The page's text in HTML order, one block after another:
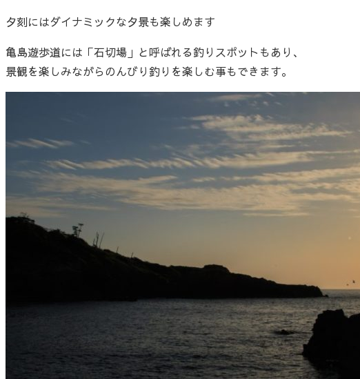
夕刻にはダイナミックな夕景も楽しめます
亀島遊歩道には「石切場」と呼ばれる釣りスポットもあり、
景観を楽しみながらのんびり釣りを楽しむ事もできます。